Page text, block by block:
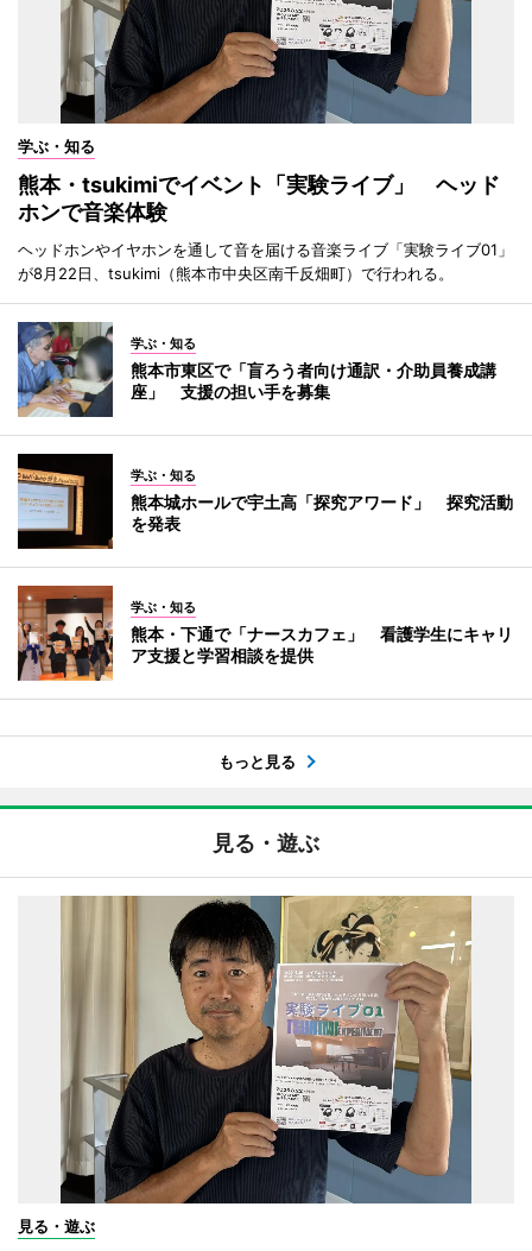
学ぶ・知る
熊本・tsukimiでイベント「実験ライブ」 ヘッド
ホンで音楽体験
ヘッドホンやイヤホンを通して音を届ける音楽ライブ「実験ライブ01」
が8月22日、tsukimi（熊本市中央区南千反畑町）で行われる。
学ぶ・知る
熊本市東区で「盲ろう者向け通訳・介助員養成講
座」 支援の担い手を募集
学ぶ・知る
熊本城ホールで宇土高「探究アワード」 探究活動
を発表
学ぶ・知る
熊本・下通で「ナースカフェ」 看護学生にキャリ
ア支援と学習相談を提供
もっと見る
見る・遊ぶ
見る・遊ぶ